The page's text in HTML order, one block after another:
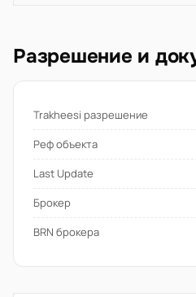
Разрешение и
Trakheesi разрешение
Реф объекта
Last Update
Брокер
BRN брокера